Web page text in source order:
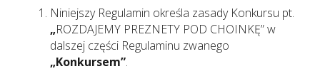
Niniejszy Regulamin określa zasady Konkursu pt.
„ROZDAJEMY PREZNETY POD CHOINKĘ” w
dalszej części Regulaminu zwanego
„Konkursem”.